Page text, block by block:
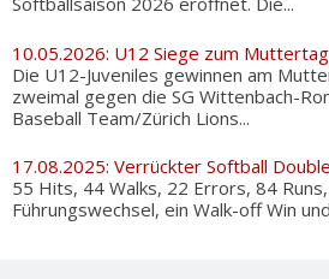
10.05.2026: U12 Siege zum Muttertag
Die U12-Juveniles gewinnen am
zweimal gegen die SG Wittenbach-
Baseball Team/Zürich Lions...
17.08.2025: Verrückter Softball
55 Hits, 44 Walks, 22 Errors, 84
Führungswechsel, ein Walk-off Win